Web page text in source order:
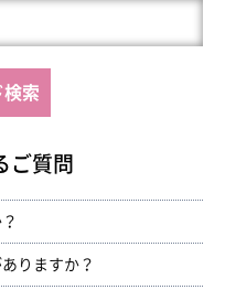
ご質問
りますか？